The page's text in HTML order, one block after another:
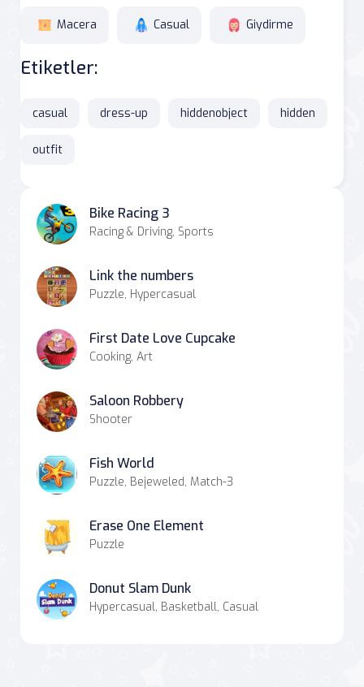
Macera Casual Giydirme
Etiketler:
casual dress-up hiddenobject hidden
outfit
Bike Racing 3
Racing & Driving, Sports
Link the numbers
Puzzle, Hypercasual
First Date Love Cupcake
Cooking, Art
Saloon Robbery
Shooter
Fish World
Puzzle, Bejeweled, Match-3
Erase One Element
Puzzle
Donut Slam Dunk
Hypercasual, Basketball, Casual